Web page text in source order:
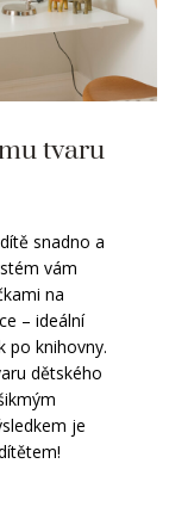
tvaru
snadno a
vám
na
– ideální
po knihovny.
dětského
je